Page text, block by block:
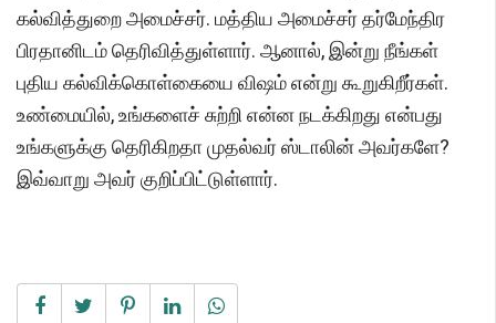
கல்வித்துறை அமைச்சர். மத்திய அமைச்சர் தர்மேந்திர
பிரதானிடம் தெரிவித்துள்ளார். ஆனால், இன்று நீங்கள்
புதிய கல்விக்கொள்கையை விஷம் என்று கூறுகிறீர்கள்.
உண்மையில், உங்களைச் சுற்றி என்ன நடக்கிறது என்பது
உங்களுக்கு தெரிகிறதா முதல்வர் ஸ்டாலின் அவர்களே?
இவ்வாறு அவர் குறிப்பிட்டுள்ளார்.